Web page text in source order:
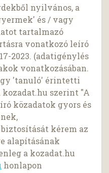
nyilvános, a
és / vagy
tartalmazó
vonatkozó leíró
2023. (adatigénylés
vonatkozásában.
'tanuló' érintetti
szerint "A
közadatok gyors és
kérem az
alapításának
a kozadat.hu
honlapon